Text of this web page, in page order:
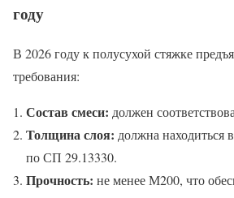
году
В 2026 году к полусухой стяжке
требования:
Состав смеси: должен
Толщина слоя: должна находиться
по СП 29.13330.
Прочность: не менее М200, что